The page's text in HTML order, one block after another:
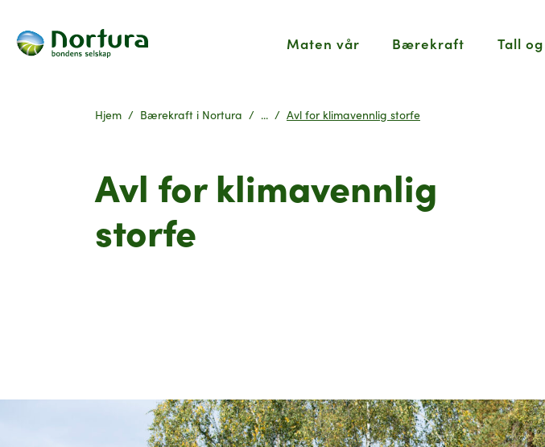
Maten vår Bærekraft Tall
Hjem
Bærekraft i Nortura ... Avl for klimavennlig storfe
Avl for klimavennlig
storfe